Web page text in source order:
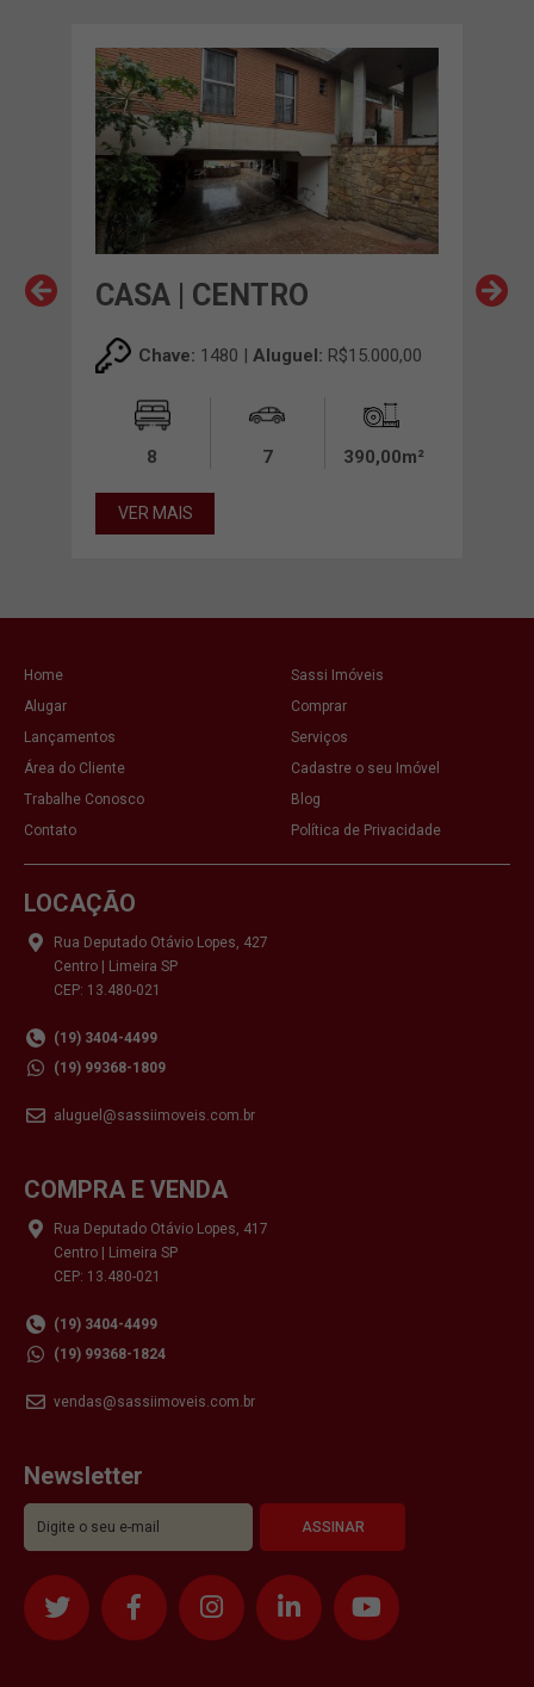
CASA | CENTRO
Chave: 1480 | Aluguel: R$15.000,00
8 7 390,00m²
VER MAIS
Home
Sassi Imóveis
Alugar
Comprar
Lançamentos
Serviços
Área do Cliente
Cadastre o seu Imóvel
Trabalhe Conosco
Blog
Contato
Política de Privacidade
LOCAÇÃO
Rua Deputado Otávio Lopes, 427
Centro | Limeira SP
CEP: 13.480-021
(19) 3404-4499
(19) 99368-1809
aluguel@sassiimoveis.com.br
COMPRA E VENDA
Rua Deputado Otávio Lopes, 417
Centro | Limeira SP
CEP: 13.480-021
(19) 3404-4499
(19) 99368-1824
vendas@sassiimoveis.com.br
Newsletter